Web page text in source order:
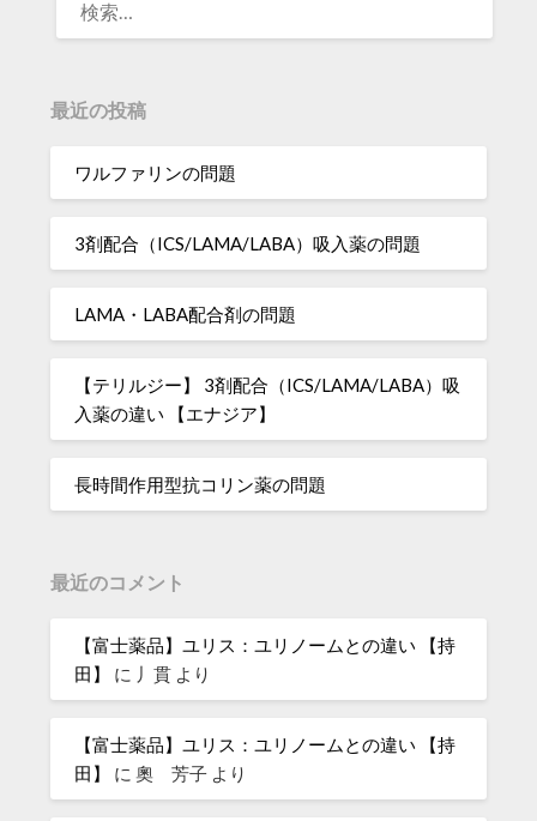
最近の投稿
ワルファリンの問題
3剤配合（ICS/LAMA/LABA）吸入薬の問題
LAMA・LABA配合剤の問題
【テリルジー】 3剤配合（ICS/LAMA/LABA）吸
入薬の違い 【エナジア】
長時間作用型抗コリン薬の問題
最近のコメント
【富士薬品】ユリス：ユリノームとの違い 【持
田】
に 丿貫 より
【富士薬品】ユリス：ユリノームとの違い 【持
田】
に奧 芳子 より